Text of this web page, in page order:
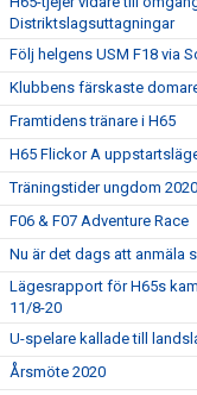
Distriktslagsuttagningar
Följ helgens USM F18 via
Klubbens färskaste
Framtidens tränare i H65
H65 Flickor A
Träningstider ungdom
F06 & F07 Adventure Race
Nu är det dags att anmäla
Lägesrapport för H65s
11/8-20
U-spelare kallade till
Årsmöte 2020